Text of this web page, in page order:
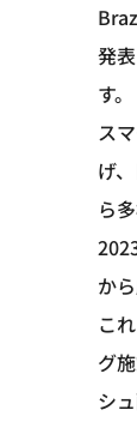
発
す。
ス
げ
ら
か
こ
グ
シ